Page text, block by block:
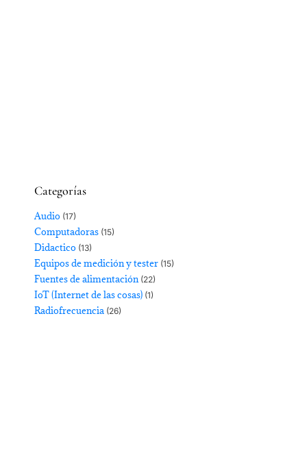
Categorías
Audio (17)
Computadoras (15)
Didactico (13)
Equipos de medición y tester (15)
Fuentes de alimentación (22)
IoT (Internet de las cosas) (1)
Radiofrecuencia (26)